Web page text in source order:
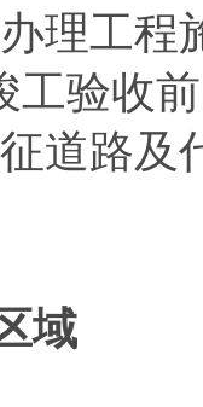
理工程
工验收
道路及
域